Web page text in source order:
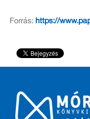
Forrás: https://